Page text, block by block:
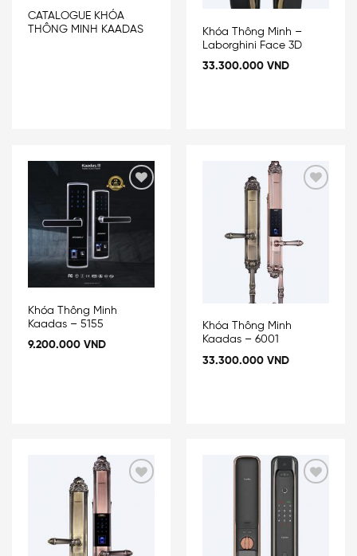
CATALOGUE KHÓA
THÔNG MINH KAADAS
Khóa Thông Minh –
Laborghini Face 3D
33.300.000 VND
wishlist
Khóa Thông Minh
Kaadas – 5155
9.200.000 VND
Khóa Thông Minh
Kaadas – 6001
33.300.000 VND